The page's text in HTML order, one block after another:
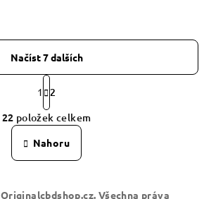
O
v
l
a
Načíst 7 dalších
S
t
r
á
k
o
á
1 2
22 položek celkem
Nahoru
Originalcbdshop.cz. Všechna práva